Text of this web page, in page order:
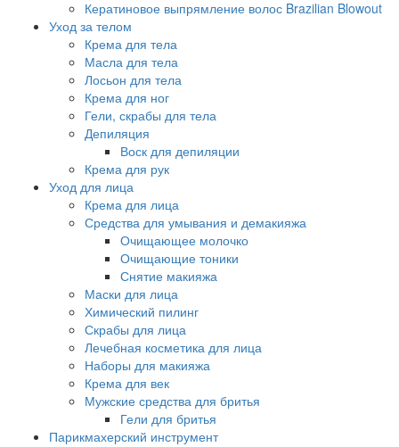
Кератиновое выпрямление волос Brazilian Blowout
Уход за телом
Крема для тела
Масла для тела
Лосьон для тела
Крема для ног
Гели, скрабы для тела
Депиляция
Воск для депиляции
Крема для рук
Уход для лица
Крема для лица
Средства для умывания и демакияжа
Очищающее молочко
Очищающие тоники
Снятие макияжа
Маски для лица
Химический пилинг
Скрабы для лица
Лечебная косметика для лица
Наборы для макияжа
Крема для век
Мужские средства для бритья
Гели для бритья
Парикмахерский инструмент